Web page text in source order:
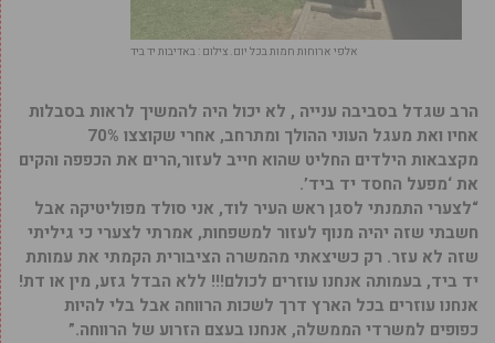
אלפי ארוחות חמות בכל יום. צילום : באדיבות יד ביד
הרב שגדל בסביבה ענייה , לא יכול היה להמשיך לראות בסבלות
אחיו ואת מעגל העוני ההולך ומתרחב, אחרי שקוצצו 70%
מקצבאות הילדים החליט שהוא חייב לעזור,הרים את הכפפה והקים
את ‘מפעל החסד יד ביד’.
“לצערי התמנתי לסגן ראש העיר לוד, אני סולד מפוליטיקה אבל
חשבתי שזה יהיה מנוף לעזור למשפחות, אמרתי לצערי כי גיליתי
שזה לא עזר. רק כשיצאתי מהמשרה הציבורית הקמתי את עמותת
יד ביד, בעמותה אנחנו עוזרים לכולם!!! ללא הבדל גזע, מין או דת!
אנחנו עוזרים בכל הארץ דרך לשכות הרווחה אבל בלי להיות
כפופים למשרדי הממשלה, אנחנו בעצם הזרוע של הרווחה.”